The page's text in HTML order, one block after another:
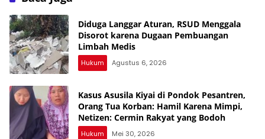
Kejati Turun, Tapi Bungkam!
Diduga Langgar Aturan, RSUD Menggala
Disorot karena Dugaan Pembuangan
Limbah Medis
Hukum Agustus 6, 2026
Kasus Asusila Kiyai di Pondok Pesantren,
Orang Tua Korban: Hamil Karena Mimpi,
Netizen: Cermin Rakyat yang Bodoh
Hukum Mei 30, 2026